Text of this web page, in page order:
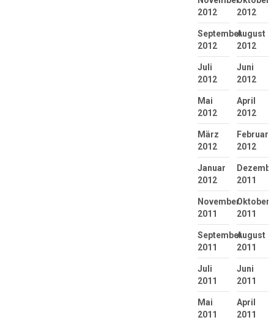
2012
2012
September
2012
August
2012
Juli
2012
Juni
2012
Mai
2012
April
2012
März
2012
Februar
2012
Januar
2012
2011
November
2011
Oktober
2011
September
2011
August
2011
Juli
2011
Juni
2011
Mai
2011
April
2011